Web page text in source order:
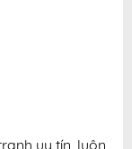
uy tín, luôn